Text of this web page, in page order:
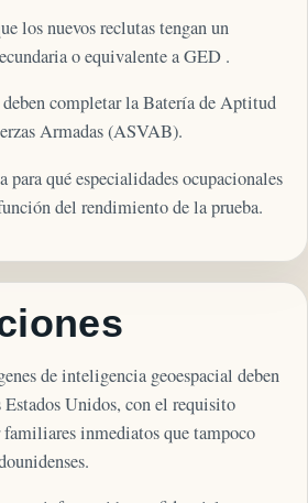
los nuevos reclutas tengan un
o equivalente a GED .
completar la Batería de Aptitud
Armadas (ASVAB).
qué especialidades ocupacionales
del rendimiento de la prueba.
de inteligencia geoespacial deben
Estados Unidos, con el requisito
inmediatos que tampoco